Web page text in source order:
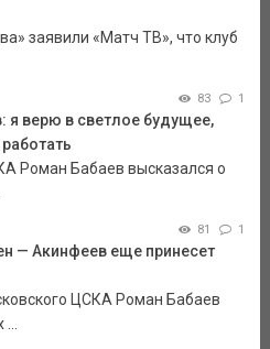
заявили «Матч ТВ», что клуб
83 1
я верю в светлое будущее,
Роман Бабаев высказался о
81 1
— Акинфеев еще принесет
ЦСКА Роман Бабаев
...